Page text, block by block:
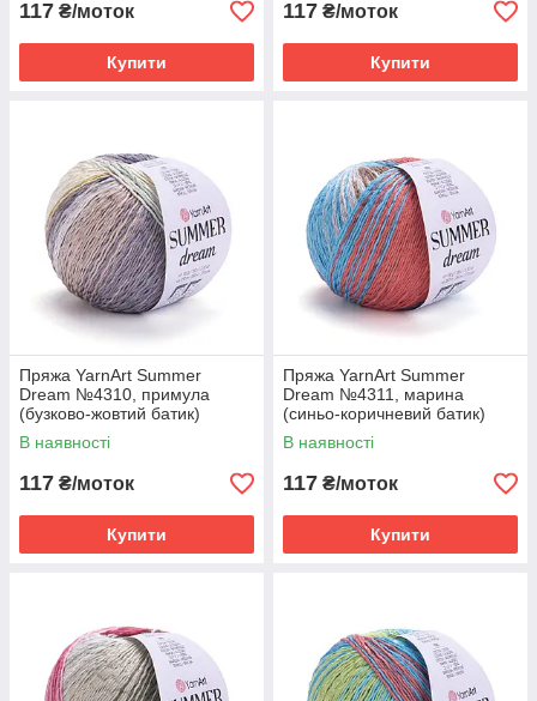
117 ₴/моток
Купити
117 ₴/моток
Купити
Пряжа YarnArt Summer
Dream №4310, примула
(бузково-жовтий батик)
В наявності
117 ₴/моток
Купити
Пряжа YarnArt Summer
Dream №4311, марина
(синьо-коричневий батик)
В наявності
117 ₴/моток
Купити